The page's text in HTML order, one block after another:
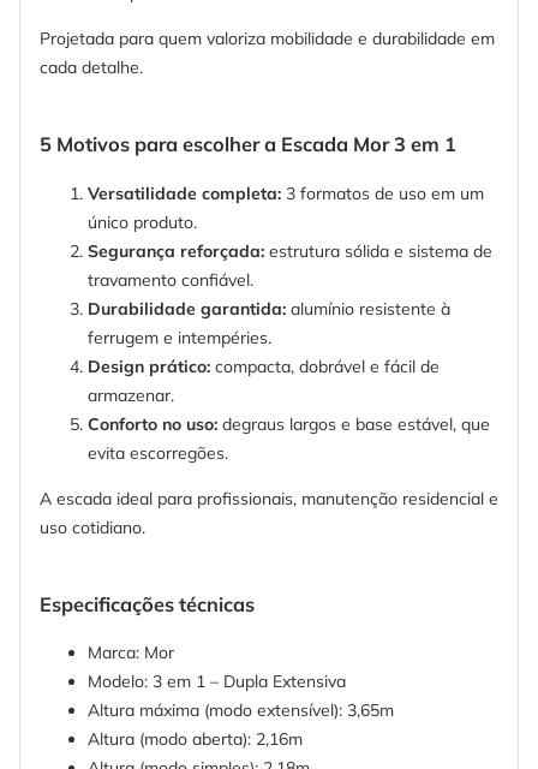
Projetada para quem valoriza mobilidade e durabilidade em
cada detalhe.
5 Motivos para escolher a Escada Mor 3 em 1
Versatilidade completa: 3 formatos de uso em um
único produto.
Segurança reforçada: estrutura sólida e sistema de
travamento confiável.
Durabilidade garantida: alumínio resistente à
ferrugem e intempéries.
Design prático: compacta, dobrável e fácil de
armazenar.
Conforto no uso: degraus largos e base estável, que
evita escorregões.
A escada ideal para profissionais, manutenção residencial e
uso cotidiano.
Especificações técnicas
Marca: Mor
Modelo: 3 em 1 – Dupla Extensiva
Altura máxima (modo extensível): 3,65m
Altura (modo aberta): 2,16m